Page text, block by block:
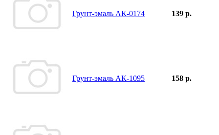
Грунт-эмаль АК-0174 139 р.
Грунт-эмаль АК-1095 158 р.